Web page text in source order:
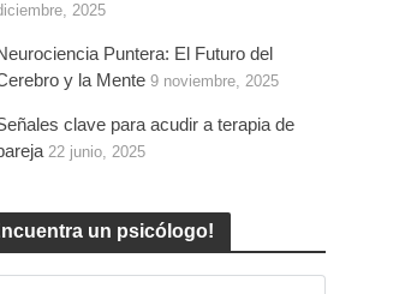
2025
Puntera: El Futuro del
y la Mente 9 noviembre, 2025
clave para acudir a terapia de
22 junio, 2025
un psicólogo!